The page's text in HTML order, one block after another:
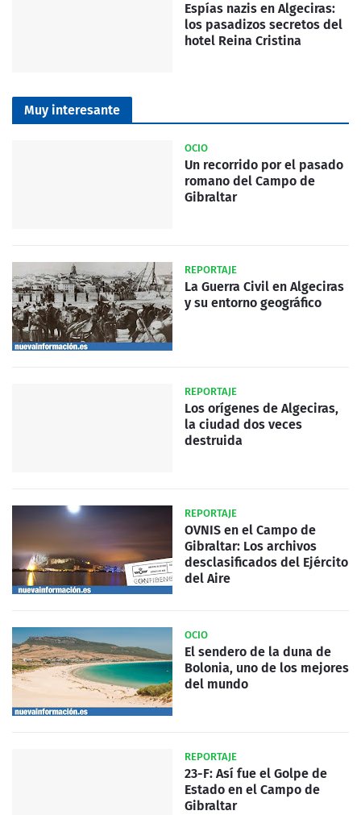
Espías nazis en Algeciras:
los pasadizos secretos del
hotel Reina Cristina
Muy interesante
OCIO
Un recorrido por el pasado
romano del Campo de
Gibraltar
REPORTAJE
La Guerra Civil en Algeciras
y su entorno geográfico
REPORTAJE
Los orígenes de Algeciras,
la ciudad dos veces
destruida
REPORTAJE
OVNIS en el Campo de
Gibraltar: Los archivos
desclasificados del Ejército
del Aire
OCIO
El sendero de la duna de
Bolonia, uno de los mejores
del mundo
REPORTAJE
23-F: Así fue el Golpe de
Estado en el Campo de
Gibraltar